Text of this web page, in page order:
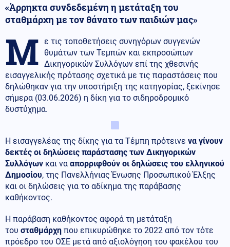
«Άρρηκτα συνδεδεμένη η μετάταξη του
σταθμάρχη με τον θάνατο των παιδιών μας»
Μ ε τις τοποθετήσεις συνηγόρων συγγενών
θυμάτων των Τεμπών και εκπροσώπων
Δικηγορικών Συλλόγων επί της χθεσινής
εισαγγελικής πρότασης σχετικά με τις παραστάσεις που
δηλώθηκαν για την υποστήριξη της κατηγορίας, ξεκίνησε
σήμερα (03.06.2026) η δίκη για το σιδηροδρομικό
δυστύχημα.
Η εισαγγελέας της δίκης για τα Τέμπη πρότεινε να γίνουν
δεκτές οι δηλώσεις παράστασης των Δικηγορικών
Συλλόγων και να απορριφθούν οι δηλώσεις του ελληνικού
Δημοσίου, της Πανελλήνιας Ένωσης Προσωπικού Έλξης
και οι δηλώσεις για το αδίκημα της παράβασης
καθήκοντος.
Η παράβαση καθήκοντος αφορά τη μετάταξη
του σταθμάρχη που επικυρώθηκε το 2022 από τον τότε
πρόεδρο του ΟΣΕ μετά από αξιολόγηση του φακέλου του